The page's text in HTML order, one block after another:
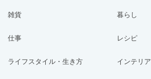
雑貨 暮らし
仕事 レシピ
ライフスタイル・生き方 インテリア